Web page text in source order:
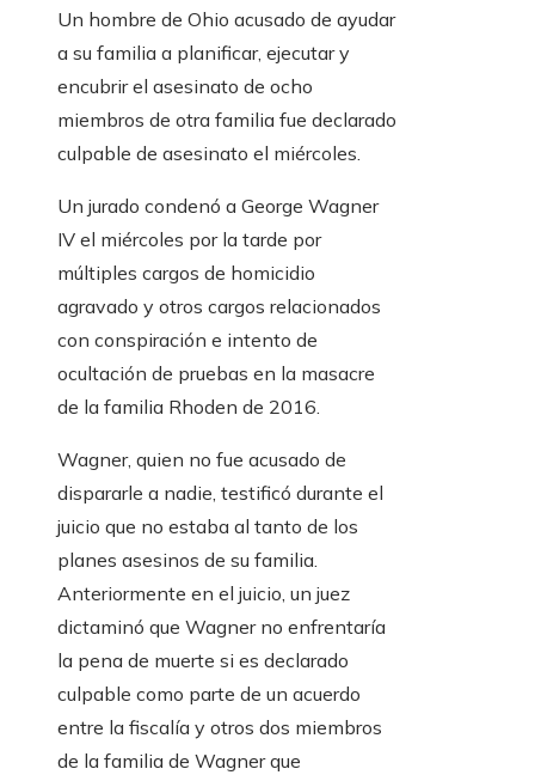
Un hombre de Ohio acusado de ayudar
a su familia a planificar, ejecutar y
encubrir el asesinato de ocho
miembros de otra familia fue declarado
culpable de asesinato el miércoles.
Un jurado condenó a George Wagner
IV el miércoles por la tarde por
múltiples cargos de homicidio
agravado y otros cargos relacionados
con conspiración e intento de
ocultación de pruebas en la masacre
de la familia Rhoden de 2016.
Wagner, quien no fue acusado de
dispararle a nadie, testificó durante el
juicio que no estaba al tanto de los
planes asesinos de su familia.
Anteriormente en el juicio, un juez
dictaminó que Wagner no enfrentaría
la pena de muerte si es declarado
culpable como parte de un acuerdo
entre la fiscalía y otros dos miembros
de la familia de Wagner que